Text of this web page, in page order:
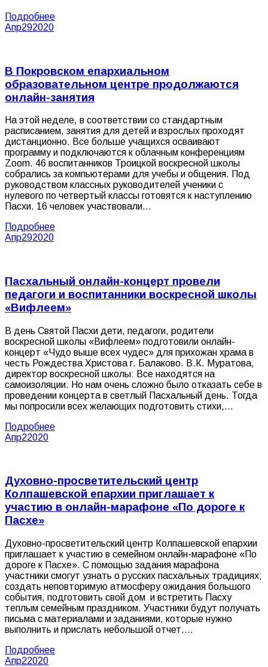
Подробнее
Апр292020
В Покровском епархиальном
образовательном центре продолжаются
онлайн-занятия
На этой неделе, в соответствии со стандартным
расписанием, занятия для детей и взрослых проходят
дистанционно. Все больше учащихся осваивают
программу и подключаются к облачным конференциям
Zoom. 46 воспитанников Троицкой воскресной школы
собрались за компьютерами для учебы и общения. Под
руководством классных руководителей ученики с
нулевого по четвертый классы готовятся к наступлению
Пасхи. 16 человек участвовали…
Подробнее
Апр292020
Пасхальный онлайн-концерт провели
педагоги и воспитанники воскресной школы
«Вифлеем»
В день Святой Пасхи дети, педагоги, родители
воскресной школы «Вифлеем» подготовили онлайн-
концерт «Чудо выше всех чудес» для прихожан храма в
честь Рождества Христова г. Балаково. В.К. Муратова,
директор воскресной школы: Все находятся на
самоизоляции. Но нам очень сложно было отказать себе в
проведении концерта в светлый Пасхальный день. Тогда
мы попросили всех желающих подготовить стихи,…
Подробнее
Апр22020
Духовно-просветительский центр
Колпашевской епархии приглашает к
участию в онлайн-марафоне «По дороге к
Пасхе»
Духовно-просветительский центр Колпашевской епархии
приглашает к участию в семейном онлайн-марафоне «По
дороге к Пасхе». С помощью задания марафона
участники смогут узнать о русских пасхальных традициях;
создать неповторимую атмосферу ожидания большого
события, подготовить свой дом и встретить Пасху
теплым семейным праздником. Участники будут получать
письма с материалами и заданиями, которые нужно
выполнить и прислать небольшой отчет.…
Подробнее
Апр22020